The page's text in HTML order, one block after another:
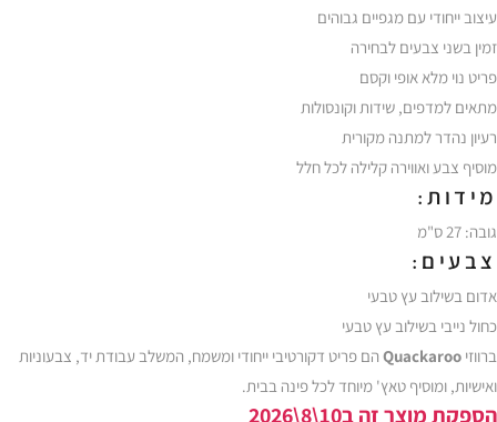
עיצוב ייחודי עם מגפיים גבוהים
זמין בשני צבעים לבחירה
פריט נוי מלא אופי וקסם
מתאים למדפים, שידות וקונסולות
רעיון נהדר למתנה מקורית
מוסיף צבע ואווירה קלילה לכל חלל
מידות:
גובה: 27 ס"מ
צבעים:
אדום בשילוב עץ טבעי
כחול נייבי בשילוב עץ טבעי
ברווזי Quackaroo הם פריט דקורטיבי ייחודי ומשמח, המשלב עבודת יד, צבעוניות
ואישיות, ומוסיף טאץ' מיוחד לכל פינה בבית.
הספקת מוצר זה ב10\8\2026